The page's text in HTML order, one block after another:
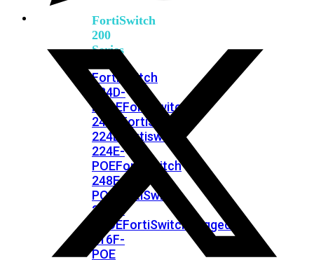
FortiSwitch
200
Series
FortiSwitch
224D-
FPOEFortiSwitch
248D
FortiSwitch
224E
Fortiswitch
224E-
POEFortiSwitch
248E-
POE
FortiSwitch
248E-
FPOEFortiSwitchRugged
216F-
POE